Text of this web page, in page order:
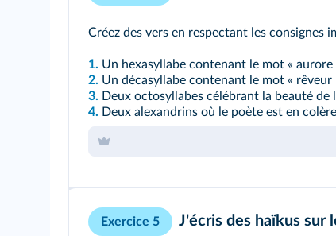
Créez des vers en respectant les consignes
1. Un hexasyllabe contenant le mot « aurore
2. Un décasyllabe contenant le mot « rêveur
3. Deux octosyllabes célébrant la beauté de
4. Deux alexandrins où le poète est en
Exercice 5 J'écris des haïkus sur